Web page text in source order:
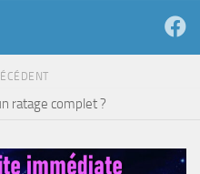
ratage complet ?